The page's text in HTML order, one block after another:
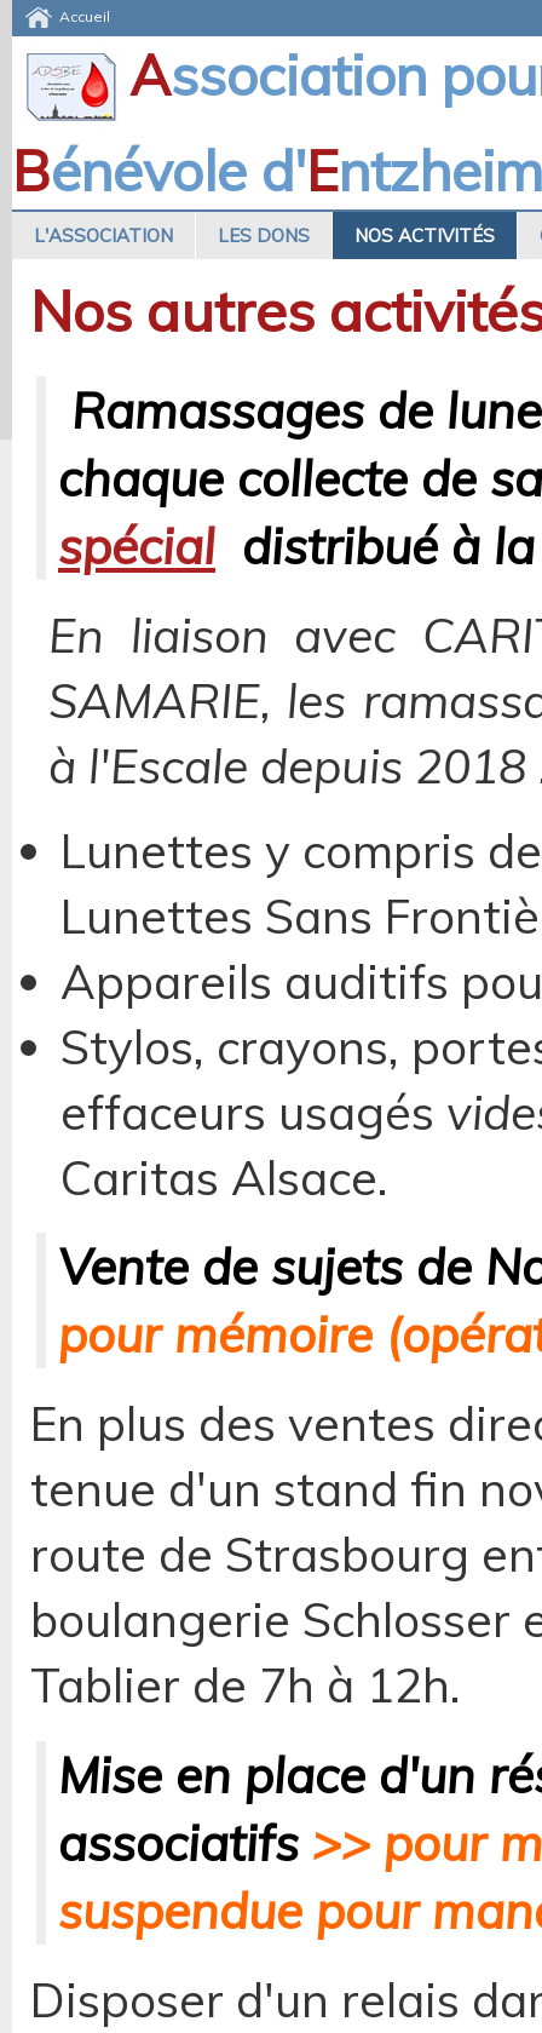
Accueil
Association
Bénévole d'Entzheim
L'ASSOCIATION LES DONS NOS ACTIVITÉS
Nos autres
Ramassages de
chaque collecte de
spécial distribué à
En liaison avec
SAMARIE, les
à l'Escale depuis 2018
Lunettes y compris
Lunettes Sans
Appareils auditifs
Stylos, crayons,
effaceurs usagés
Caritas Alsace.
Vente de sujets de
pour mémoire
En plus des ventes
tenue d'un stand fin
route de Strasbourg
boulangerie Schlosser
Tablier de 7h à 12h.
Mise en place d'un
associatifs >> pour
suspendue pour
Disposer d'un relais